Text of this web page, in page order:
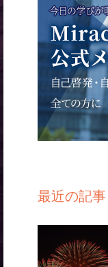
最近の記事